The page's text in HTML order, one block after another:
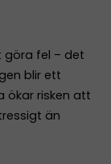
fel – det
blir ett
ökar risken att
än